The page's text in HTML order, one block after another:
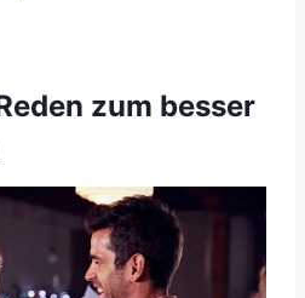
zum besser